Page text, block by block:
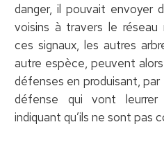
danger, il pouvait envoyer
voisins à travers le réseau
ces signaux, les autres
autre espèce, peuvent
défenses en produisant,
défense qui vont
indiquant qu’ils ne sont pas